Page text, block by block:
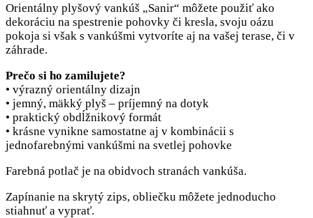
Orientálny plyšový vankúš „Sanir“ môžete použiť ako
dekoráciu na spestrenie pohovky či kresla, svoju oázu
pokoja si však s vankúšmi vytvoríte aj na vašej terase, či v
záhrade.
Prečo si ho zamilujete?
• výrazný orientálny dizajn
• jemný, mäkký plyš – príjemný na dotyk
• praktický obdĺžnikový formát
• krásne vynikne samostatne aj v kombinácii s
jednofarebnými vankúšmi na svetlej pohovke
Farebná potlač je na obidvoch stranách vankúša.
Zapínanie na skrytý zips, obliečku môžete jednoducho
stiahnuť a vyprať.